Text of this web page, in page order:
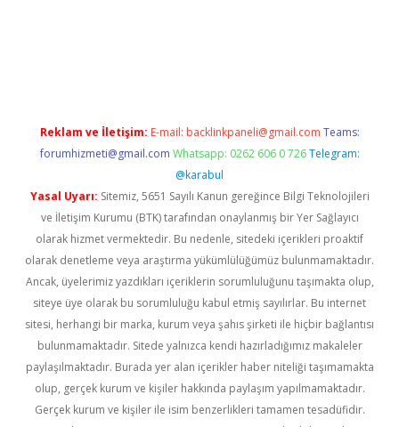
Reklam ve İletişim: E-mail: backlinkpaneli@gmail.com Teams:
forumhizmeti@gmail.com Whatsapp: 0262 606 0 726 Telegram:
@karabul
Yasal Uyarı: Sitemiz, 5651 Sayılı Kanun gereğince Bilgi Teknolojileri
ve İletişim Kurumu (BTK) tarafından onaylanmış bir Yer Sağlayıcı
olarak hizmet vermektedir. Bu nedenle, sitedeki içerikleri proaktif
olarak denetleme veya araştırma yükümlülüğümüz bulunmamaktadır.
Ancak, üyelerimiz yazdıkları içeriklerin sorumluluğunu taşımakta olup,
siteye üye olarak bu sorumluluğu kabul etmiş sayılırlar. Bu internet
sitesi, herhangi bir marka, kurum veya şahıs şirketi ile hiçbir bağlantısı
bulunmamaktadır. Sitede yalnızca kendi hazırladığımız makaleler
paylaşılmaktadır. Burada yer alan içerikler haber niteliği taşımamakta
olup, gerçek kurum ve kişiler hakkında paylaşım yapılmamaktadır.
Gerçek kurum ve kişiler ile isim benzerlikleri tamamen tesadüfidir.